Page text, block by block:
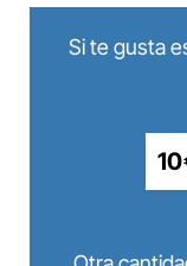
Si te gusta